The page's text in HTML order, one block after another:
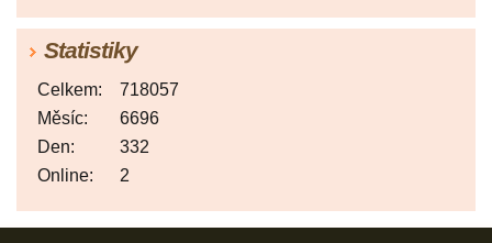
Statistiky
Online: 2
Celkem:
718057
Měsíc:
6696
Den:
332